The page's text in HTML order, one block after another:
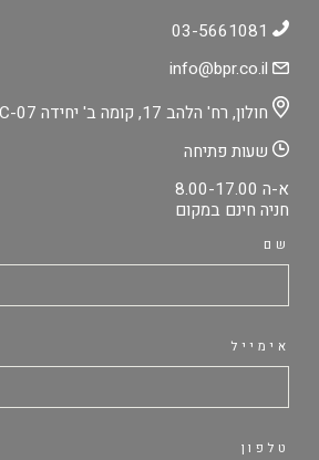
חולון, רח' הלהב 17, קומה ב' יחידה C-07
שעות פתיחה
א-ה 8.00-17.00
חניה חינם במקום
שם
אימייל
טלפון